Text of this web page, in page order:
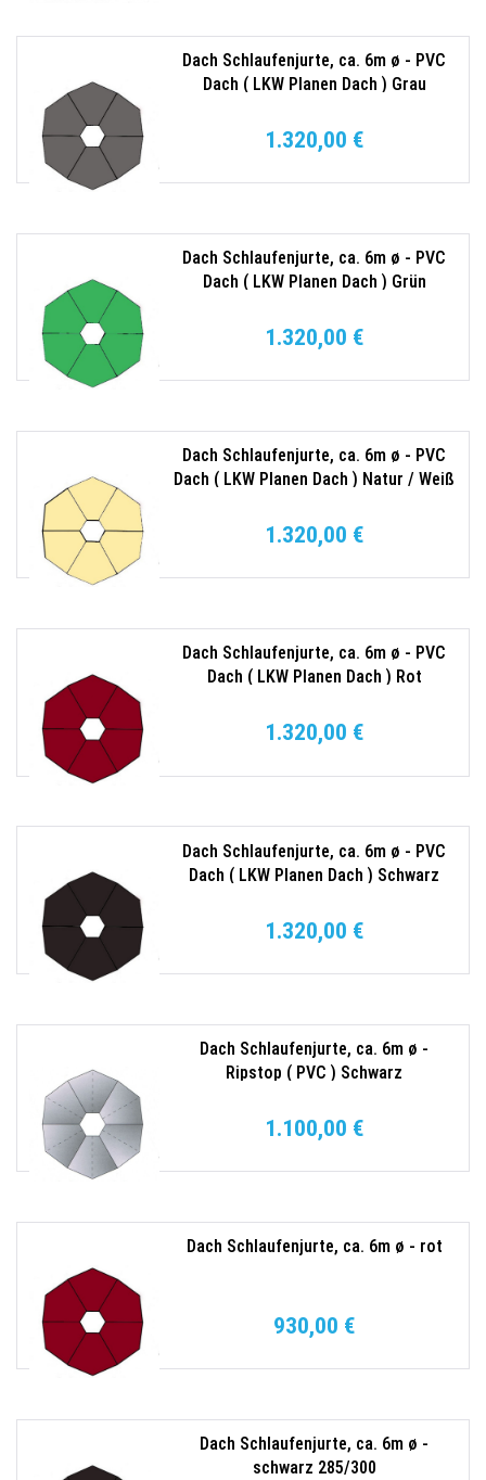
Dach Schlaufenjurte, ca. 6m ø - PVC
Dach ( LKW Planen Dach ) Grau
1.320,00 €
Dach Schlaufenjurte, ca. 6m ø - PVC
Dach ( LKW Planen Dach ) Grün
1.320,00 €
Dach Schlaufenjurte, ca. 6m ø - PVC
Dach ( LKW Planen Dach ) Natur / Weiß
1.320,00 €
Dach Schlaufenjurte, ca. 6m ø - PVC
Dach ( LKW Planen Dach ) Rot
1.320,00 €
Dach Schlaufenjurte, ca. 6m ø - PVC
Dach ( LKW Planen Dach ) Schwarz
1.320,00 €
Dach Schlaufenjurte, ca. 6m ø -
Ripstop ( PVC ) Schwarz
1.100,00 €
Dach Schlaufenjurte, ca. 6m ø - rot
930,00 €
Dach Schlaufenjurte, ca. 6m ø -
schwarz 285/300